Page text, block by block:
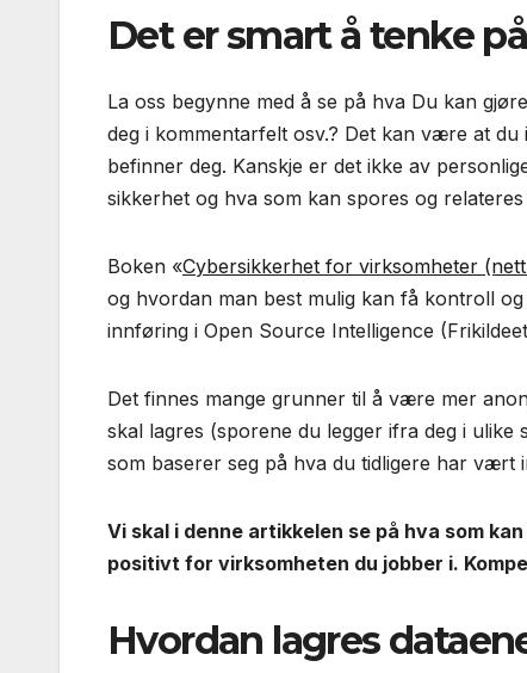
Det er smart å tenke
La oss begynne med å se på hva Du kan
deg i kommentarfelt osv.? Det kan være at
befinner deg. Kanskje er det ikke av
sikkerhet og hva som kan spores og
Boken «Cybersikkerhet for virksomheter
og hvordan man best mulig kan få kontroll
innføring i Open Source Intelligence
Det finnes mange grunner til å være mer
skal lagres (sporene du legger ifra deg i
som baserer seg på hva du tidligere har vært
Vi skal i denne artikkelen se på hva som
positivt for virksomheten du jobber i.
Hvordan lagres